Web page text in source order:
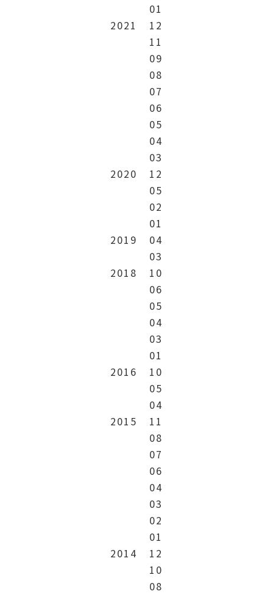
01
2021
12
11
09
08
07
06
05
04
03
2020
12
05
02
01
2019
04
03
2018
10
06
05
04
03
01
2016
10
05
04
2015
11
08
07
06
04
03
02
01
2014
12
10
08